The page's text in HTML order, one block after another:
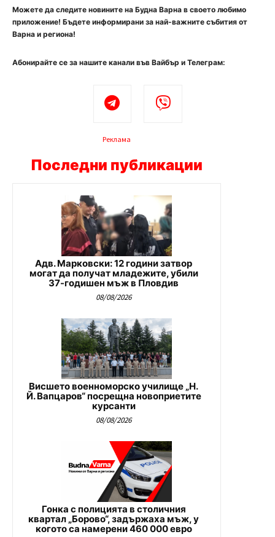
Можете да следите новините на Будна Варна в своето любимо
приложение! Бъдете информирани за най-важните събития от
Варна и региона!
Абонирайте се за нашите канали във Вайбър и Телеграм:
Реклама
Последни публикации
Адв. Марковски: 12 години затвор
могат да получат младежите, убили
37-годишен мъж в Пловдив
08/08/2026
Висшето военноморско училище „Н.
Й. Вапцаров“ посрещна новоприетите
курсанти
08/08/2026
Гонка с полицията в столичния
квартал „Борово“, задържаха мъж, у
когото са намерени 460 000 евро